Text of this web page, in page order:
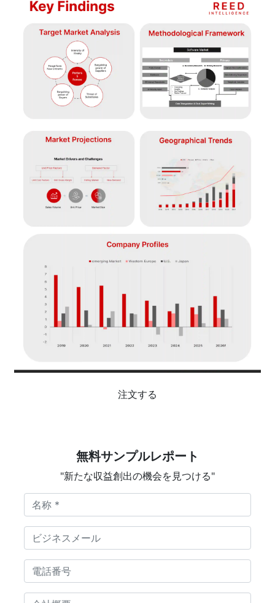
注文する
無料サンプルレポート
"新たな収益創出の機会を見つける"